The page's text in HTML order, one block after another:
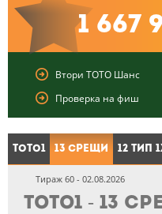
1 667
Втори ТОТО Шанс
Проверка на фиш
ТОТО1 13 Срещи 12 тип
Тираж 60 - 02.08.2026
ТОТО1 - 13